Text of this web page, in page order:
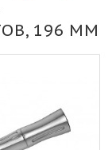
196 ММ